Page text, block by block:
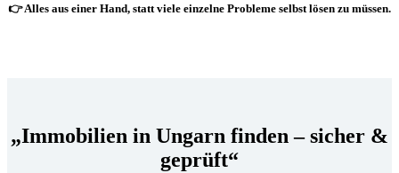
👉 Alles aus einer Hand, statt viele einzelne Probleme selbst lösen zu müssen.
„Immobilien in Ungarn finden – sicher &
geprüft“